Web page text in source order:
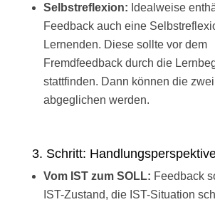
Selbstreflexion: Idealweise
Feedback auch eine
Lernenden. Diese sollte vor dem
Fremdfeedback durch die
stattfinden. Dann können die
abgeglichen werden.
3. Schritt:
Vom IST zum SOLL: Feedback
IST-Zustand, die IST-Situation